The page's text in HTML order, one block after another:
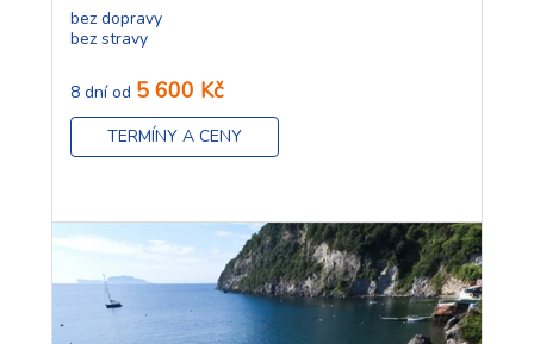
bez dopravy
bez stravy
8 dní od 5 600 Kč
TERMÍNY A CENY